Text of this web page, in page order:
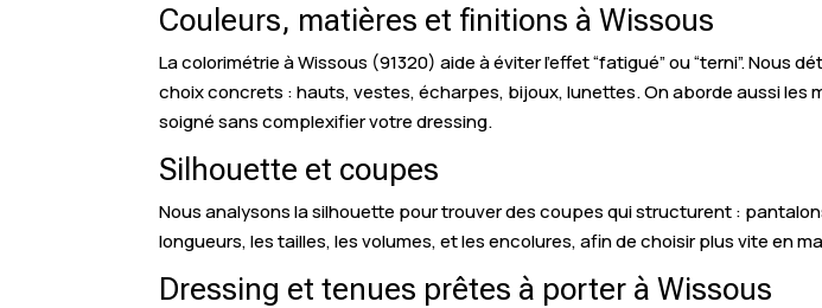
Couleurs, matières et finitions à Wissous
La colorimétrie à Wissous (91320) aide à éviter l’effet “fatigué” ou “terni”.
choix concrets : hauts, vestes, écharpes, bijoux, lunettes. On aborde aussi
soigné sans complexifier votre dressing.
Silhouette et coupes
Nous analysons la silhouette pour trouver des coupes qui structurent :
longueurs, les tailles, les volumes, et les encolures, afin de choisir plus vite en
Dressing et tenues prêtes à porter à Wissous